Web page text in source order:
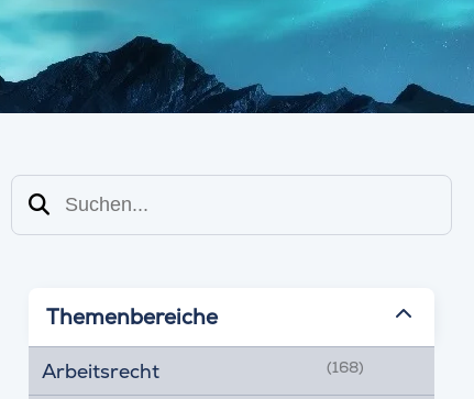
Suchen
Themenbereiche
Arbeitsrecht (168)